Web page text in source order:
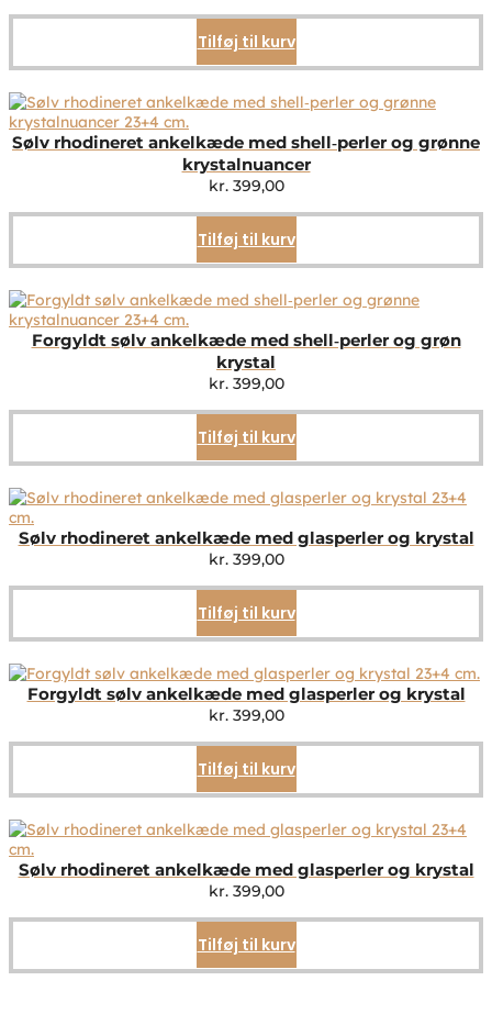
Tilføj til kurv
Sølv rhodineret ankelkæde med shell‑perler og grønne
krystalnuancer
kr.399,00
Tilføj til kurv
Forgyldt sølv ankelkæde med shell‑perler og grøn
krystal
kr.399,00
Tilføj til kurv
Sølv rhodineret ankelkæde med glasperler og krystal
kr.399,00
Tilføj til kurv
Forgyldt sølv ankelkæde med glasperler og krystal
kr.399,00
Tilføj til kurv
Sølv rhodineret ankelkæde med glasperler og krystal
kr.399,00
Tilføj til kurv